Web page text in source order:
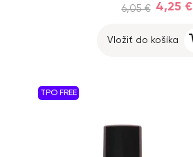
6,05 € 4,25 €
Vložiť do košíka
TPO FREE